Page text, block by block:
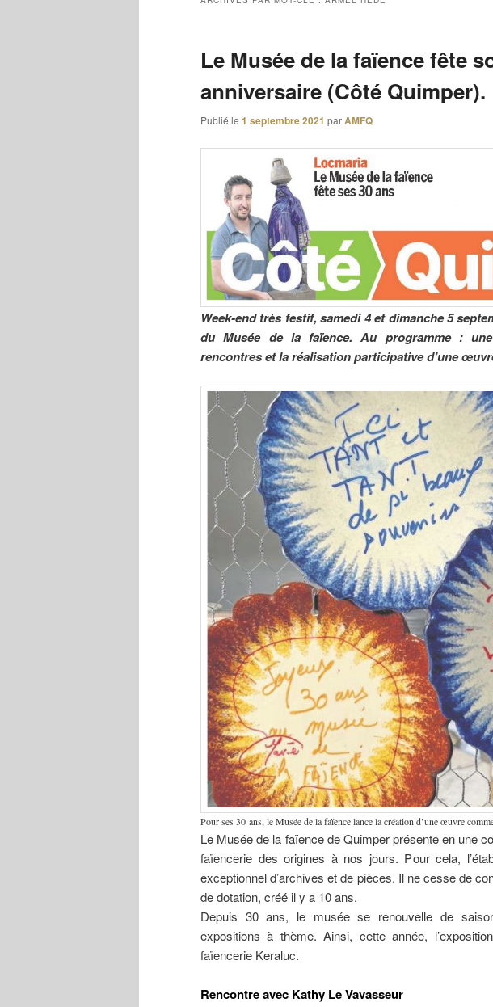
Le Musée de la faïence fête
anniversaire (Côté Quimper).
Publié le 1 septembre 2021 parAMFQ
Week-end très festif, samedi 4 et dimanche 5
du Musée de la faïence. Au programme :
rencontres et la réalisation participative d’une
Pour ses 30 ans, le Musée de la faïence lance la création d’une œuvre
Le Musée de la faïence de Quimper présente en une
faïencerie des origines à nos jours. Pour cela,
exceptionnel d’archives et de pièces. Il ne cesse de
de dotation, créé il y a 10 ans.
Depuis 30 ans, le musée se renouvelle de
expositions à thème. Ainsi, cette année,
faïencerie Keraluc.
Rencontre avec Kathy Le Vavasseur